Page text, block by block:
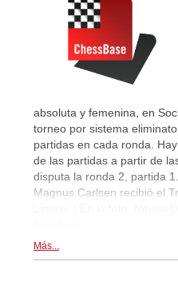
absoluta y femenina, en
torneo por sistema
partidas en cada ronda.
de las partidas a partir de
disputa la ronda 2, partida
Magnus Carlsen recibió el
Más...